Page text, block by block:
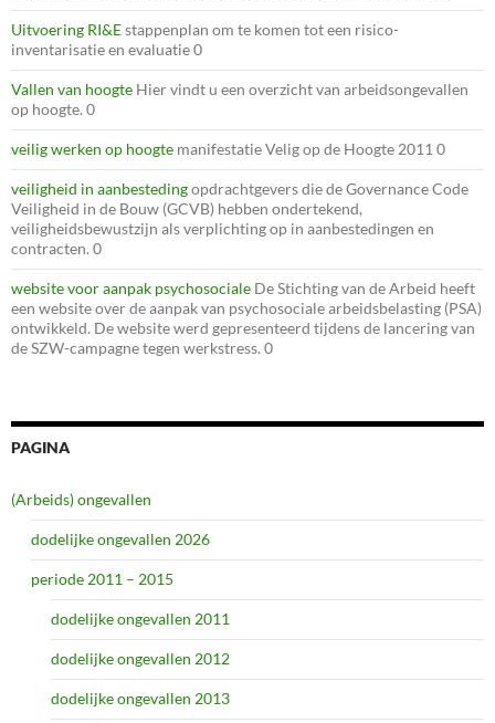
Uitvoering RI&Estappenplan om te komen tot een risico-
inventarisatie en evaluatie 0
Vallen van hoogte Hier vindt u een overzicht van arbeidsongevallen
op hoogte. 0
veilig werken op hoogte manifestatie Velig op de Hoogte 2011 0
veiligheid in aanbestedingopdrachtgevers die de Governance Code
Veiligheid in de Bouw (GCVB) hebben ondertekend,
veiligheidsbewustzijn als verplichting op in aanbestedingen en
contracten. 0
website voor aanpak psychosociale De Stichting van de Arbeid heeft
een website over de aanpak van psychosociale arbeidsbelasting (PSA)
ontwikkeld. De website werd gepresenteerd tijdens de lancering van
de SZW-campagne tegen werkstress. 0
PAGINA
(Arbeids) ongevallen
dodelijke ongevallen 2026
periode 2011 – 2015
dodelijke ongevallen 2011
dodelijke ongevallen 2012
dodelijke ongevallen 2013